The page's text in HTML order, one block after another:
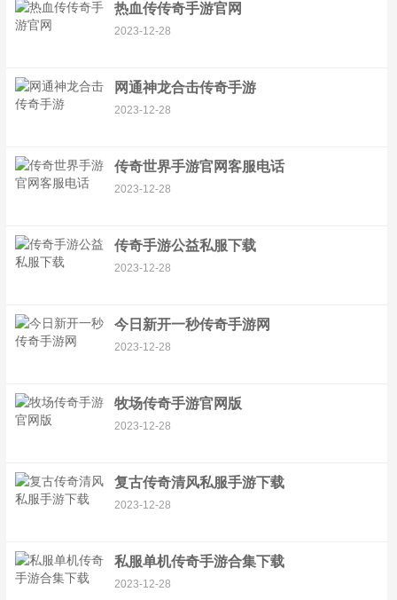
热血传传奇手游官网
2023-12-28
网通神龙合击传奇手游
2023-12-28
传奇世界手游官网客服电话
2023-12-28
传奇手游公益私服下载
2023-12-28
今日新开一秒传奇手游网
2023-12-28
牧场传奇手游官网版
2023-12-28
复古传奇清风私服手游下载
2023-12-28
私服单机传奇手游合集下载
2023-12-28